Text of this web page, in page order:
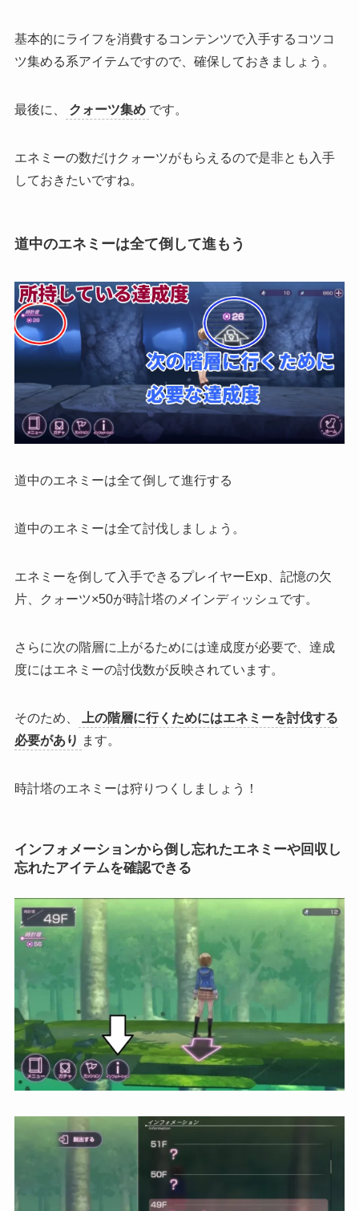
基本的にライフを消費するコンテンツで入手するコツコ
ツ集める系アイテムですので、確保しておきましょう。
最後に、 クォーツ集め です。
エネミーの数だけクォーツがもらえるので是非とも入手
しておきたいですね。
道中のエネミーは全て倒して進もう
道中のエネミーは全て倒して進行する
道中のエネミーは全て討伐しましょう。
エネミーを倒して入手できるプレイヤーExp、記憶の欠
片、クォーツ×50が時計塔のメインディッシュです。
さらに次の階層に上がるためには達成度が必要で、達成
度にはエネミーの討伐数が反映されています。
そのため、
上の階層に行くためにはエネミーを討伐する
必要があり ます。
時計塔のエネミーは狩りつくしましょう！
インフォメーションから倒し忘れたエネミーや回収し
忘れたアイテムを確認できる